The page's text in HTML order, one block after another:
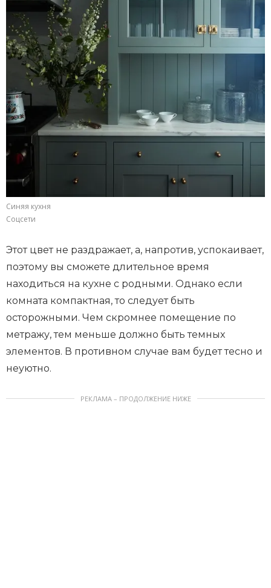
Синяя кухня
Соцсети
Этот цвет не раздражает, а, напротив, успокаивает,
поэтому вы сможете длительное время
находиться на кухне с родными. Однако если
комната компактная, то следует быть
осторожными. Чем скромнее помещение по
метражу, тем меньше должно быть темных
элементов. В противном случае вам будет тесно и
неуютно.
РЕКЛАМА – ПРОДОЛЖЕНИЕ НИЖЕ